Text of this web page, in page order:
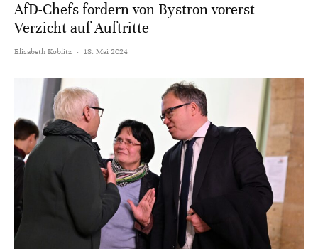
AfD-Chefs fordern von Bystron vorerst
Verzicht auf Auftritte
Elisabeth Koblitz · 18. Mai 2024